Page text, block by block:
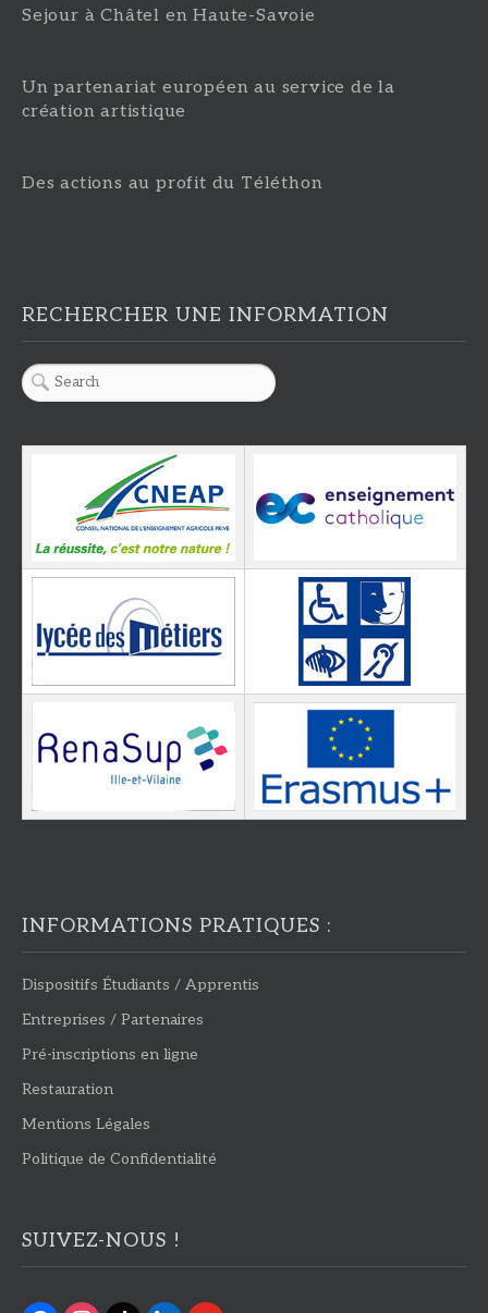
Sejour à Châtel en Haute-Savoie
Un partenariat européen au service de la
création artistique
Des actions au profit du Téléthon
RECHERCHER UNE INFORMATION
INFORMATIONS PRATIQUES :
Dispositifs Étudiants / Apprentis
Entreprises / Partenaires
Pré-inscriptions en ligne
Restauration
Mentions Légales
Politique de Confidentialité
SUIVEZ-NOUS !